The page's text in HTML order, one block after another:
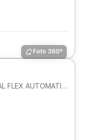
Foto 360º
COMFORTLINE 1.0 200 TSI 12V TOTAL FLEX AUTOMATICO